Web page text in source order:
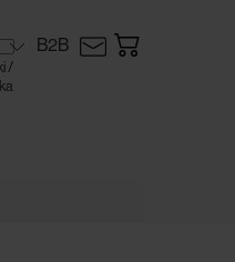
B2B